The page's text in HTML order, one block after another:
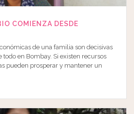
COMIENZA DESDE
de una familia son decisivas
todo en Bombay. Si existen recursos
pueden prosperar y mantener un